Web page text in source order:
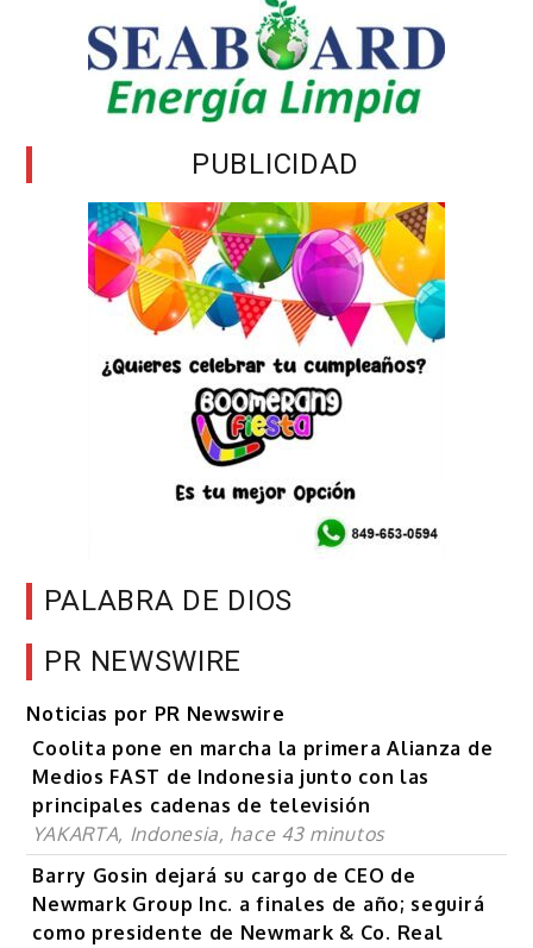
PUBLICIDAD
PALABRA DE DIOS
PR NEWSWIRE
Noticias por PR Newswire
Coolita pone en marcha la primera Alianza de
Medios FAST de Indonesia junto con las
principales cadenas de televisión
YAKARTA, Indonesia, hace 43 minutos
Barry Gosin dejará su cargo de CEO de
Newmark Group Inc. a finales de año; seguirá
como presidente de Newmark & Co. Real